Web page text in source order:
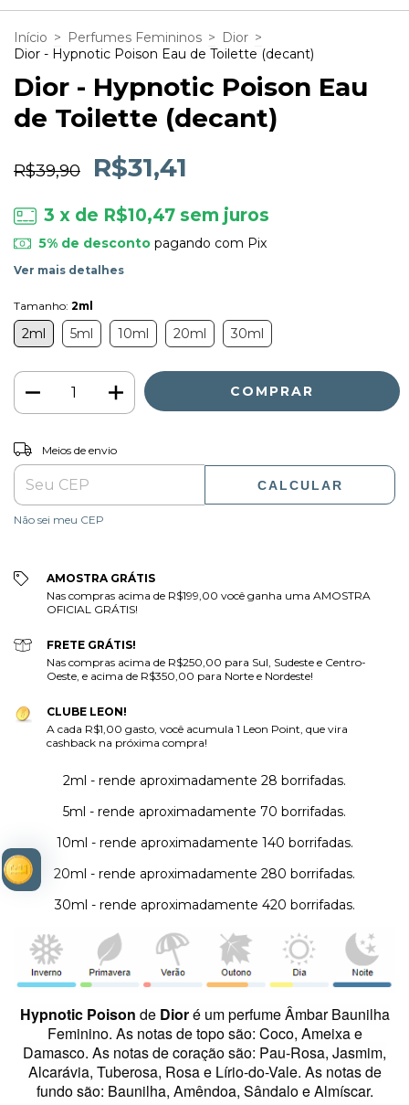
Início > Perfumes Femininos > Dior >
Dior - Hypnotic Poison Eau de Toilette (decant)
Dior - Hypnotic Poison Eau
de Toilette (decant)
R$39,90 R$31,41
3 x de R$10,47 sem juros
5% de descontopagando com Pix
Ver mais detalhes
Tamanho: 2ml
2ml 5ml 10ml 20ml 30ml
Entregas para o CEP:
Meios de envio
CALCULAR
Não sei meu CEP
AMOSTRA GRÁTIS
Nas compras acima de R$199,00 você ganha uma AMOSTRA
OFICIAL GRÁTIS!
FRETE GRÁTIS!
Nas compras acima de R$250,00 para Sul, Sudeste e Centro-
Oeste, e acima de R$350,00 para Norte e Nordeste!
CLUBE LEON!
A cada R$1,00 gasto, você acumula 1 Leon Point, que vira
cashback na próxima compra!
2ml - rende aproximadamente 28 borrifadas.
5ml - rende aproximadamente 70 borrifadas.
10ml - rende aproximadamente 140 borrifadas.
20ml - rende aproximadamente 280 borrifadas.
30ml - rende aproximadamente 420 borrifadas.
Hypnotic Poison de Dioré um perfume Âmbar Baunilha
Feminino. As notas de topo são: Coco, Ameixa e
Damasco. As notas de coração são: Pau-Rosa, Jasmim,
Alcarávia, Tuberosa, Rosa e Lírio-do-Vale. As notas de
fundo são: Baunilha, Amêndoa, Sândalo e Almíscar.